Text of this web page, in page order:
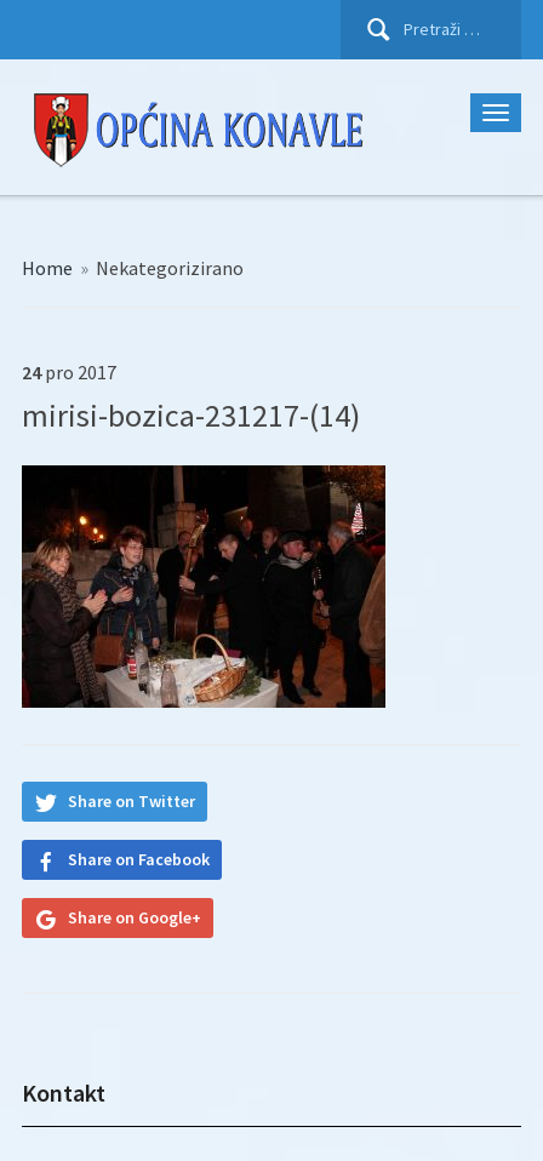
Pretraži:
Home » Nekategorizirano
24 pro 2017
mirisi-bozica-231217-(14)
Share on Twitter
Share on Facebook
Share on Google+
Kontakt